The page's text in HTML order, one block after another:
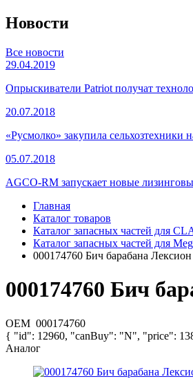
Новости
Все новости
29.04.2019
Опрыскиватели Patriot получат
20.07.2018
«Русмолко» закупила сельхозтехники
05.07.2018
AGCO-RM запускает новые
Главная
Каталог товаров
Каталог запасных частей для
Каталог запасных частей для
000174760 Бич барабана
000174760 Бич
OEM 000174760
{ "id": 12960, "canBuy": "N", "price":
Аналог